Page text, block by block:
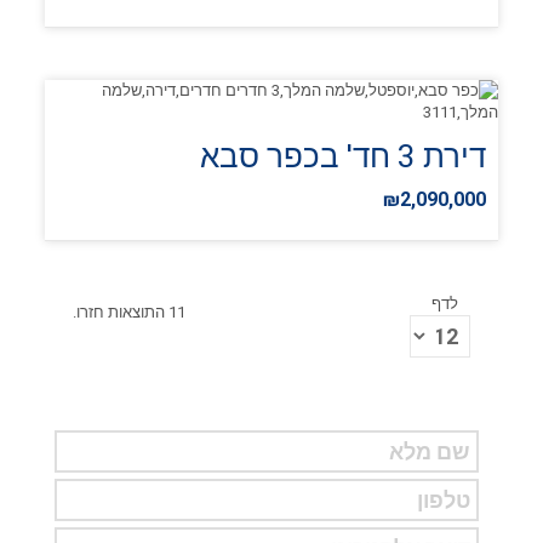
דירת 3 חד' בכפר סבא
₪2,090,000
11 התוצאות חזרו. לדף